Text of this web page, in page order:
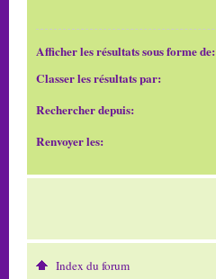
Afficher les résultats sous forme de:
Classer les résultats par:
Rechercher depuis:
Renvoyer les:
Index du forum